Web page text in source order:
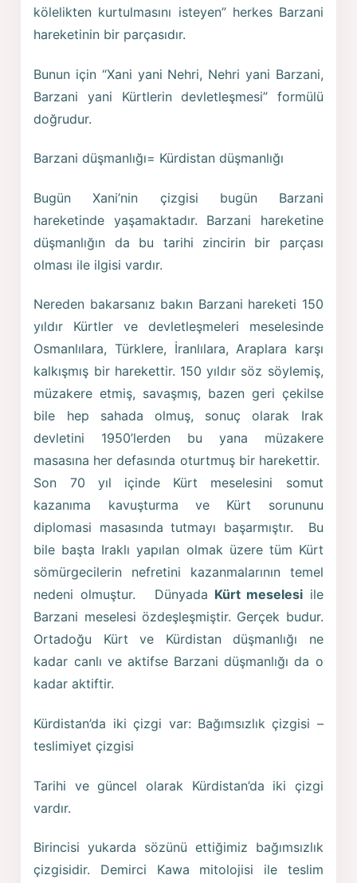
kölelikten kurtulmasını isteyen” herkes Barzani
hareketinin bir parçasıdır.
Bunun için “Xani yani Nehri, Nehri yani Barzani,
Barzani yani Kürtlerin devletleşmesi” formülü
doğrudur.
Barzani düşmanlığı­= Kürdistan düşmanlığı
Bugün Xani’nin çizgisi bugün Barzani
hareketinde yaşamaktadır. Barzani hareketine
düşmanlığın da bu tarihi zincirin bir parçası
olması ile ilgisi vardır.
Nereden bakarsanız bakın Barzani hareketi 150
yıldır Kürtler ve devletleşmeleri meselesinde
Osmanlılara, Türklere, İranlılara, Araplara karşı
kalkışmış bir harekettir. 150 yıldır söz söylemiş,
müzakere etmiş, savaşmış, bazen geri çekilse
bile hep sahada olmuş, sonuç olarak Irak
devletini 1950’lerden bu yana müzakere
masasına her defasında oturtmuş bir harekettir.
Son 70 yıl içinde Kürt meselesini somut
kazanıma kavuşturma ve Kürt sorununu
diplomasi masasında tutmayı başarmıştır. Bu
bile başta Iraklı yapılan olmak üzere tüm Kürt
sömürgecilerin nefretini kazanmalarının temel
nedeni olmuştur. Dünyada Kürt meselesi ile
Barzani meselesi özdeşleşmiştir. Gerçek budur.
Ortadoğu Kürt ve Kürdistan düşmanlığı ne
kadar canlı ve aktifse Barzani düşmanlığı da o
kadar aktiftir.
Kürdistan’da iki çizgi var: Bağımsızlık çizgisi –
teslimiyet çizgisi
Tarihi ve güncel olarak Kürdistan’da iki çizgi
vardır.
Birincisi yukarda sözünü ettiğimiz bağımsızlık
çizgisidir. Demirci Kawa mitolojisi ile teslim